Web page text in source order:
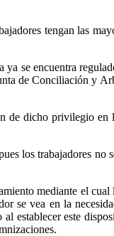
tengan las
se encuentra
de Conciliación y
de dicho privilegio
los trabajadores no
mediante el
se vea en la
establecer este